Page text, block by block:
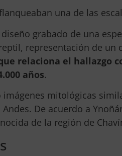
una de las
grabado de una
representación de un
relaciona el hallazgo
años.
imágenes mitológicas
De acuerdo a
de la región de